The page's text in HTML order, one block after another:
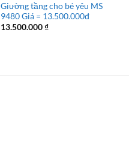
Giường tầng cho bé yêu MS
9480 Giá = 13.500.000đ
13.500.000₫